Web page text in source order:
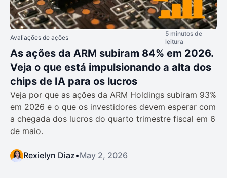
Avaliações de ações
5 minutos de
leitura
As ações da ARM subiram 84% em 2026.
Veja o que está impulsionando a alta dos
chips de IA para os lucros
Veja por que as ações da ARM Holdings subiram 93%
em 2026 e o que os investidores devem esperar com
a chegada dos lucros do quarto trimestre fiscal em 6
de maio.
Rexielyn Diaz•May 2, 2026